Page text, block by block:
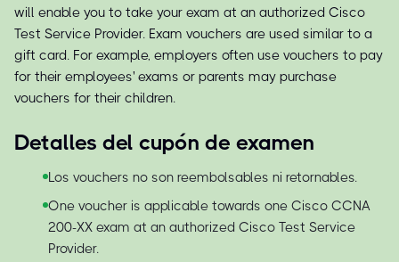
will enable you to take your exam at an authorized Cisco
Test Service Provider. Exam vouchers are used similar to a
gift card. For example, employers often use vouchers to pay
for their employees' exams or parents may purchase
vouchers for their children.
Detalles del cupón de examen
Los vouchers no son reembolsables ni retornables.
One voucher is applicable towards one Cisco CCNA
200-XX exam at an authorized Cisco Test Service
Provider.